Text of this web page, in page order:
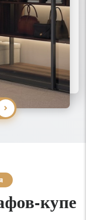
ПОДРОБНЕЕ
купе